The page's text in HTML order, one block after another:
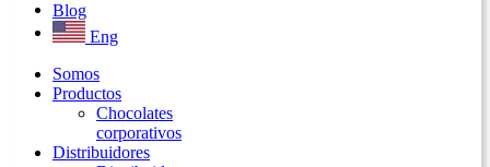
Blog
Eng
Somos
Productos
Chocolates
corporativos
Distribuidores